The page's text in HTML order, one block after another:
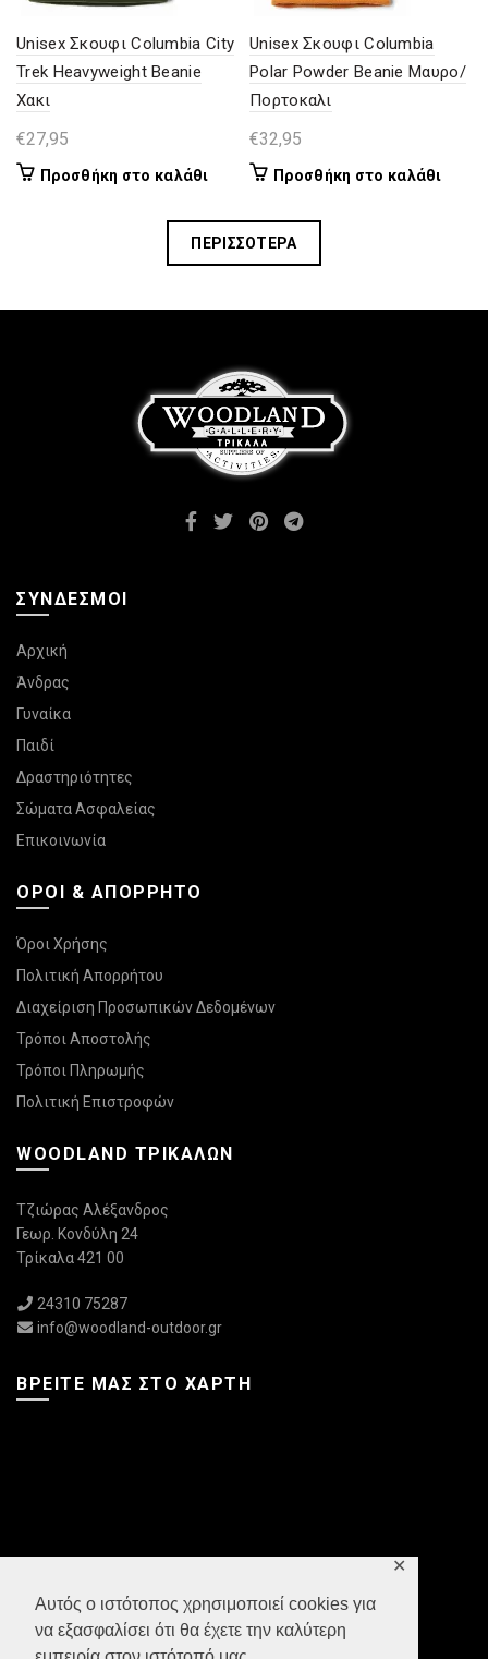
Αυτός ο ιστότοπος χρησιμοποιεί cookies για
να εξασφαλίσει ότι θα έχετε την καλύτερη
✕
επιλεγούν
σελίδα
του
Unisex Σκουφι Columbia City
Trek Heavyweight Beanie
Χακι
€27,95
Προσθήκη στο καλάθι
Unisex Σκουφι Columbia
Polar Powder Beanie Μαυρο/
Πορτοκαλι
€32,95
Προσθήκη στο καλάθι
ΠΕΡΙΣΣΌΤΕΡΑ
ΣΎΝΔΕΣΜΟΙ
Αρχική
Άνδρας
Γυναίκα
Παιδί
Δραστηριότητες
Σώματα Ασφαλείας
Επικοινωνία
ΌΡΟΙ & ΑΠΌΡΡΗΤΟ
Όροι Χρήσης
Πολιτική Απορρήτου
Διαχείριση Προσωπικών Δεδομένων
Τρόποι Αποστολής
Τρόποι Πληρωμής
Πολιτική Επιστροφών
WOODLAND ΤΡΙΚΆΛΩΝ
Τζιώρας Αλέξανδρος
Γεωρ. Κονδύλη 24
Τρίκαλα 421 00
24310 75287
info@woodland-outdoor.gr
ΒΡΕΊΤΕ ΜΑΣ ΣΤΟ ΧΆΡΤΗ